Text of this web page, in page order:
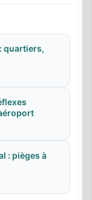
quartiers,
: pièges à